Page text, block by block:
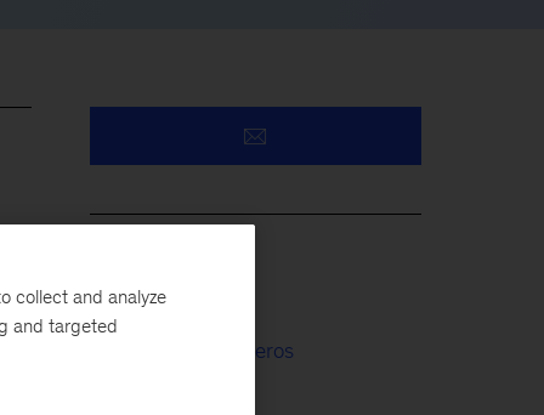
Tech & AI
Servicios Financieros
collect and analyze
and targeted